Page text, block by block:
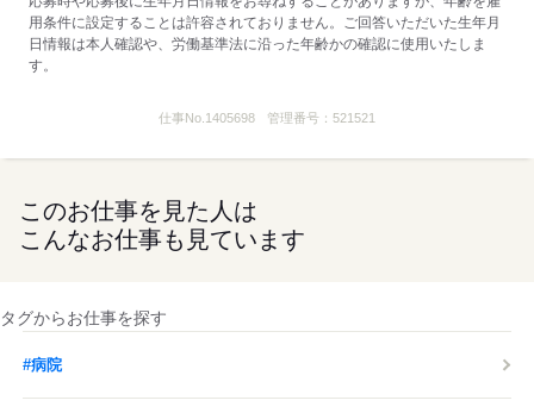
用条件に設定することは許容されておりません。ご回答いただいた生年月
日情報は本人確認や、労働基準法に沿った年齢かの確認に使用いたしま
す。
仕事No. 1405698 管理番号： 521521
このお仕事を見た人は
こんなお仕事も見ています
タグからお仕事を探す
#病院